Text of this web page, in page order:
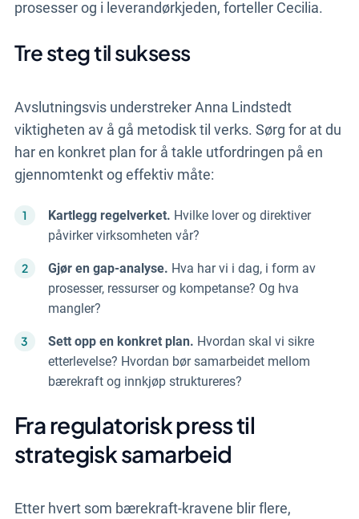
prosesser og i leverandørkjeden, forteller Cecilia.
Tre steg til suksess
Avslutningsvis understreker Anna Lindstedt
viktigheten av å gå metodisk til verks. Sørg for at du
har en konkret plan for å takle utfordringen på en
gjennomtenkt og effektiv måte:
Kartlegg regelverket. Hvilke lover og direktiver
påvirker virksomheten vår?
Gjør en gap-analyse. Hva har vi i dag, i form av
prosesser, ressurser og kompetanse? Og hva
mangler?
Sett opp en konkret plan. Hvordan skal vi sikre
etterlevelse? Hvordan bør samarbeidet mellom
bærekraft og innkjøp struktureres?
Fra regulatorisk press til
strategisk samarbeid
Etter hvert som bærekraft-kravene blir flere,